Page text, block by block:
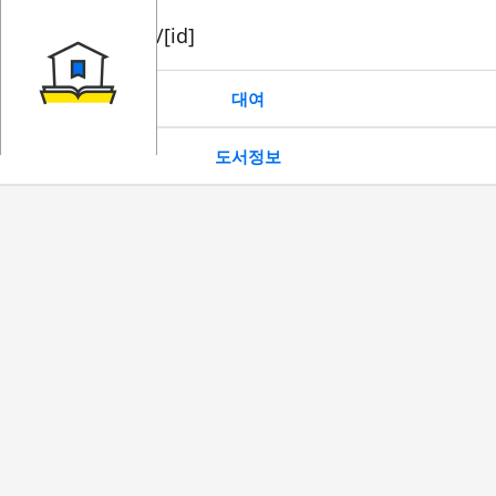
book/rent/[id]
대여
도서정보